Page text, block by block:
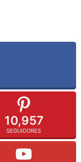
10,957
SEGUIDORES